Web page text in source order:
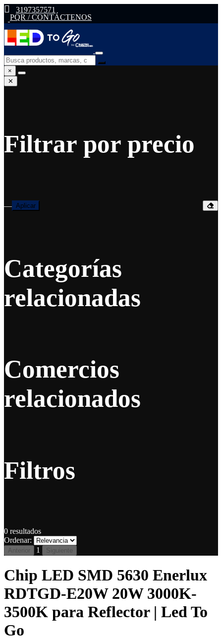
3197357571
PQR / CONTÁCTENOS
×
✕
Filtrar por precio
— Aplicar
Categorías
relacionadas
Comercios
relacionados
Filtros
0 resultados
Ordenar:
Anterior 1 Siguiente
Chip LED SMD 5630 Enerlux
RDTGD-E20W 20W 3000K-
3500K para Reflector | Led To
Go